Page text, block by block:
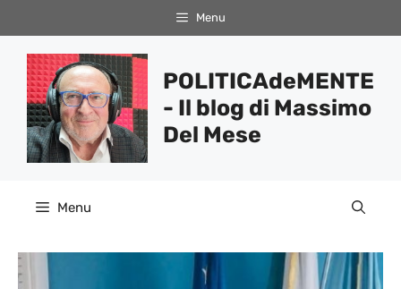
al
contenuto
Menu
POLITICAdeMENTE
- Il blog di Massimo
Del Mese
Menu